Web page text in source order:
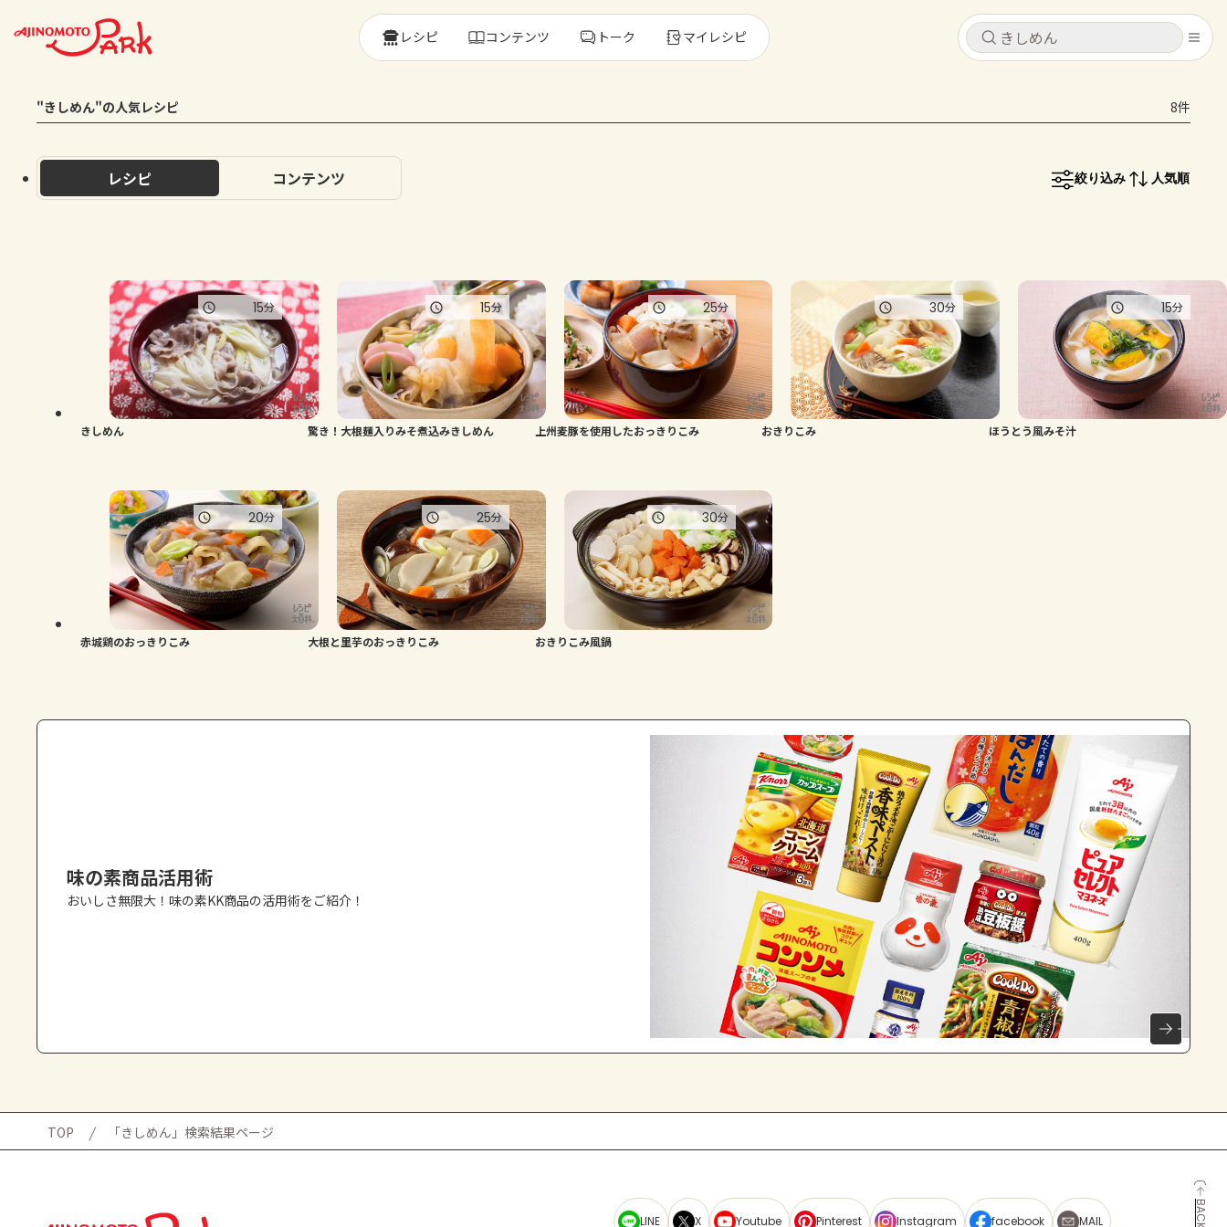
キャンセル
ログインするとレシピを保存できます
コンテンツ
レシピ
トーク
よくあるお問い合わせ
キャンセル
レシピ コンテンツ
レシピ コンテンツ トーク マイレシピ
"きしめん"の人気レシピ 8件
レシピ コンテンツ 絞り込み 人気順
きしめん
15分
驚き！大根麺入りみそ煮込みきしめん
15分
上州麦豚を使用したおっきりこみ
25分
おきりこみ
30分
ほうとう風みそ汁
15分
赤城鶏のおっきりこみ
20分
大根と里芋のおっきりこみ
25分
おきりこみ風鍋
30分
味の素商品活用術
おいしさ無限大！味の素KK商品の活用術をご紹介！
TOP 「きしめん」検索結果ページ
LINE X Youtube Pinterest Instagram facebook MAIL